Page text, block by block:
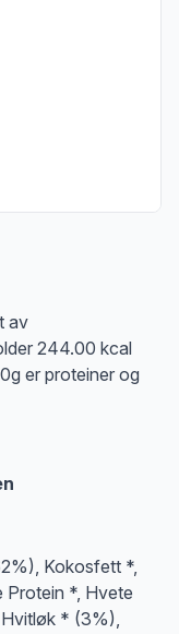
av
244.00 kcal
er proteiner og
Kokosfett *,
Protein *, Hvete
* (3%),